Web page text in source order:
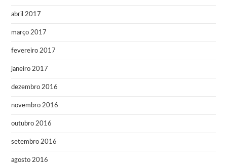
abril 2017
março 2017
fevereiro 2017
janeiro 2017
dezembro 2016
novembro 2016
outubro 2016
setembro 2016
agosto 2016